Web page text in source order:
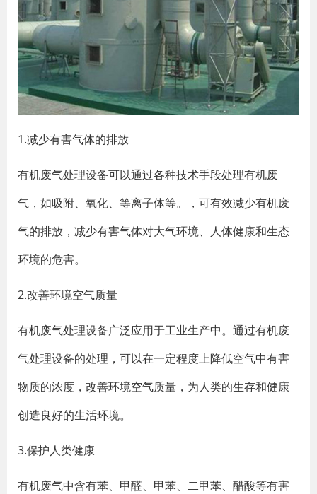
1.减少有害气体的排放
有机废气处理设备可以通过各种技术手段处理有机废
气，如吸附、氧化、等离子体等。，可有效减少有机废
气的排放，减少有害气体对大气环境、人体健康和生态
环境的危害。
2.改善环境空气质量
有机废气处理设备广泛应用于工业生产中。通过有机废
气处理设备的处理，可以在一定程度上降低空气中有害
物质的浓度，改善环境空气质量，为人类的生存和健康
创造良好的生活环境。
3.保护人类健康
有机废气中含有苯、甲醛、甲苯、二甲苯、醋酸等有害